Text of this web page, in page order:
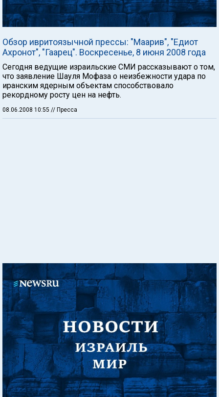
Обзор ивритоязычной прессы: "Маарив", "Едиот
Ахронот", "Гаарец". Воскресенье, 8 июня 2008 года
Сегодня ведущие израильские СМИ рассказывают о том,
что заявление Шауля Мофаза о неизбежности удара по
иранским ядерным объектам способствовало
рекордному росту цен на нефть.
08.06.2008 10:55 // Пресса